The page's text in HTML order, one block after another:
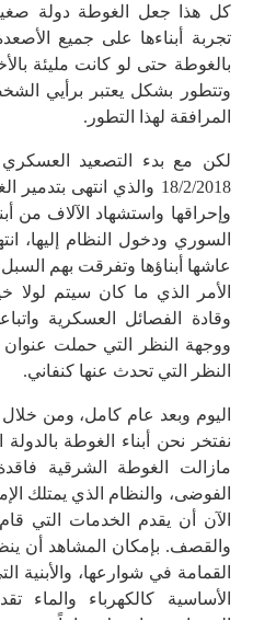
كل هذا جعل الغوطة دولة
تجربة أبناءها على جميع
بالغوطة حتى لو كانت مليئة
وتتطور بشكل يعتبر برأيي
المرافقة لهذا التطور.
لكن مع بدء التصعيد
18/2/2018 والذي انتهى
وإحراقها واستشهاد الآلاف من
السوري ودخول النظام إليها،
عاشها أبناؤها وتفرقت بهم
الأمر الذي ما كان سيتم لولا
وقادة الفصائل العسكرية
ووجهة النظر التي حملت
النظر التي تحدث عنها كنفاني.
اليوم وبعد عام كامل، ومن
نفتخر نحن أبناء الغوطة بالدولة
مازالت الغوطة الشرقية
الفوضى، والنظام الذي يمتلك
الآن أن يقدم الخدمات التي قام
والقصف. بإمكان المشاهد أن
القمامة في شوارعها، والأبنية
الأساسية كالكهرباء